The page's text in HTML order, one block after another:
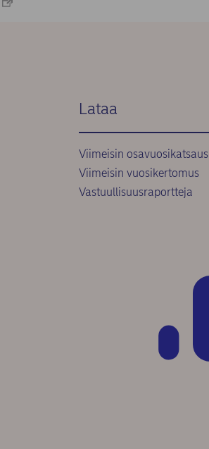
Lataa
Viimeisin osavuosikatsaus
Viimeisin vuosikertomus
Vastuullisuusraportteja